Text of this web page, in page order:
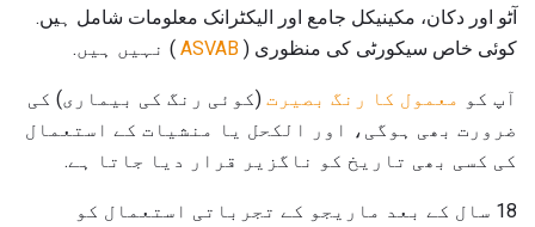
آٹو اور دکان، مکینیکل جامع اور الیکٹرانک معلومات شامل ہیں.
کوئی خاص سیکورٹی کی منظوری ( ASVAB ) نہیں ہیں.
آپ کو معمول کا رنگ بصیرت (کوئی رنگ کی بیماری) کی
ضرورت بھی ہوگی، اور الکحل یا منشیات کے استعمال
کی کسی بھی تاریخ کو ناگزیر قرار دیا جاتا ہے.
18 سال کے بعد ماریجو کے تجرباتی استعمال کو